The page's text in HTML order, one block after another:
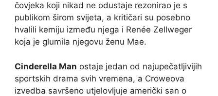
čovjeka koji nikad ne odustaje rezonirao je s
publikom širom svijeta, a kritičari su posebno
hvalili kemiju između njega i Renée Zellweger
koja je glumila njegovu ženu Mae.
Cinderella Man ostaje jedan od najupečatljivijih
sportskih drama svih vremena, a Croweova
izvedba savršeno utjelovljuje američki san o